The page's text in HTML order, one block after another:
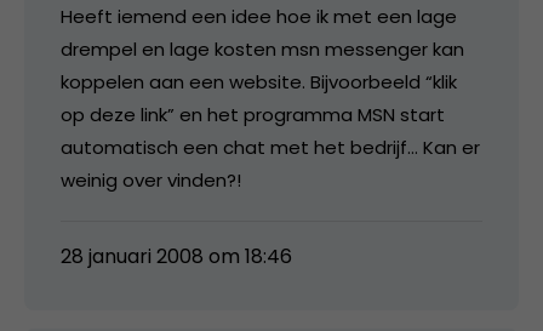
Heeft iemend een idee hoe ik met een lage
drempel en lage kosten msn messenger kan
koppelen aan een website. Bijvoorbeeld “klik
op deze link” en het programma MSN start
automatisch een chat met het bedrijf… Kan er
weinig over vinden?!
28 januari 2008 om 18:46